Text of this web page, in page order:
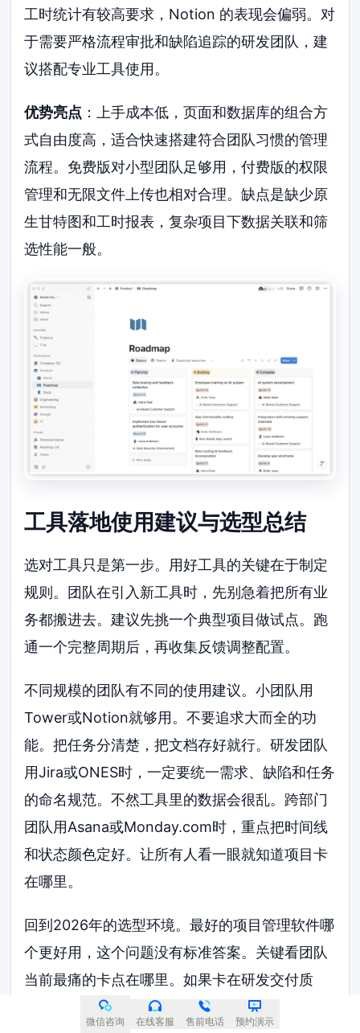
工时统计有较高要求，Notion 的表现会偏弱。对
于需要严格流程审批和缺陷追踪的研发团队，建
议搭配专业工具使用。
优势亮点 ：上手成本低，页面和数据库的组合方
式自由度高，适合快速搭建符合团队习惯的管理
流程。免费版对小型团队足够用，付费版的权限
管理和无限文件上传也相对合理。缺点是缺少原
生甘特图和工时报表，复杂项目下数据关联和筛
选性能一般。
工具落地使用建议与选型总结
选对工具只是第一步。用好工具的关键在于制定
规则。团队在引入新工具时，先别急着把所有业
务都搬进去。建议先挑一个典型项目做试点。跑
通一个完整周期后，再收集反馈调整配置。
不同规模的团队有不同的使用建议。小团队用
Tower或Notion就够用。不要追求大而全的功
能。把任务分清楚，把文档存好就行。研发团队
用Jira或ONES时，一定要统一需求、缺陷和任务
的命名规范。不然工具里的数据会很乱。跨部门
团队用Asana或Monday.com时，重点把时间线
和状态颜色定好。让所有人看一眼就知道项目卡
在哪里。
回到2026年的选型环境。最好的项目管理软件哪
个更好用，这个问题没有标准答案。关键看团队
当前最痛的卡点在哪里。如果卡在研发交付质
量，就选流程管控强的。如果卡在跨部门沟通，
微信咨询 在线客服 售前电话 预约演示